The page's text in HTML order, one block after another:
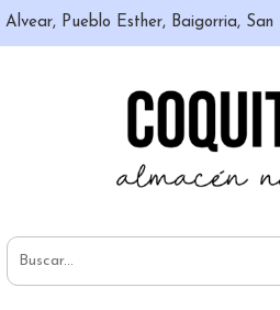
Alvear, Pueblo Esther, Baigorria,